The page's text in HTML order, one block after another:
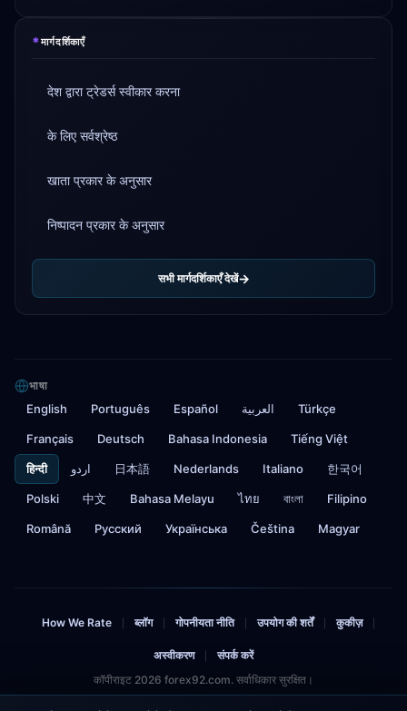
*मार्गदर्शिकाएँ
देश द्वारा ट्रेडर्स स्वीकार करना
के लिए सर्वश्रेष्ठ
खाता प्रकार के अनुसार
निष्पादन प्रकार के अनुसार
सभी मार्गदर्शिकाएँ देखें
भाषा
English Português Español العربية Türkçe
Français Deutsch Bahasa Indonesia Tiếng Việt
हिन्दी اردو 日本語 Nederlands Italiano 한국어
Polski 中文 Bahasa Melayu ไทย বাংলা Filipino
Română Русский Українська Čeština Magyar
How We Rate ब्लॉग गोपनीयता नीति उपयोग की शर्तें कुकीज़
अस्वीकरण
संपर्क करें
कॉपीराइट 2026 forex92.com. सर्वाधिकार सुरक्षित।